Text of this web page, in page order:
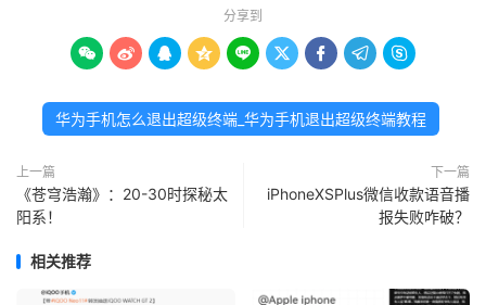
分享到
        
华为手机怎么退出超级终端_华为手机退出超级终端教程
上一篇
《苍穹浩瀚》：20-30时探秘太
阳系！
下一篇
iPhoneXSPlus微信收款语音播
报失败咋破？
相关推荐